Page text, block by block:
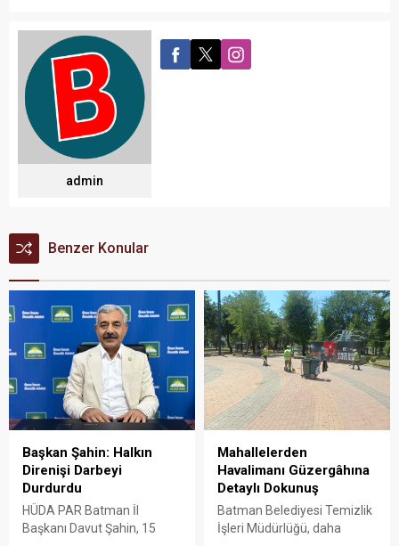
admin
Benzer Konular
Başkan Şahin: Halkın
Direnişi Darbeyi
Durdurdu
HÜDA PAR Batman İl
Başkanı Davut Şahin, 15
Mahallelerden
Havalimanı Güzergâhına
Detaylı Dokunuş
Batman Belediyesi Temizlik
İşleri Müdürlüğü, daha